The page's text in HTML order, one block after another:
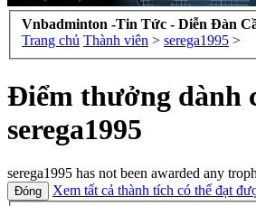
Vnbadminton -Tin Tức - Diễn Đàn
Trang chủ Thành viên > serega1995 >
Điểm thưởng dành
serega1995
serega1995 has not been awarded any
Xem tất cả thành tích có thể đạt